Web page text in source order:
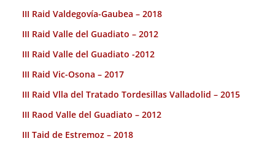
III Raid Valdegovía-Gaubea – 2018
III Raid Valle del Guadiato – 2012
III Raid Valle del Guadiato -2012
III Raid Vic-Osona – 2017
III Raid Vlla del Tratado Tordesillas Valladolid – 2015
III Raod Valle del Guadiato – 2012
III Taid de Estremoz – 2018